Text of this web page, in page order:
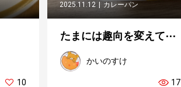
10
2025.11.12 カレーパン
たまには趣向を変えて⋯
かいのすけ
17